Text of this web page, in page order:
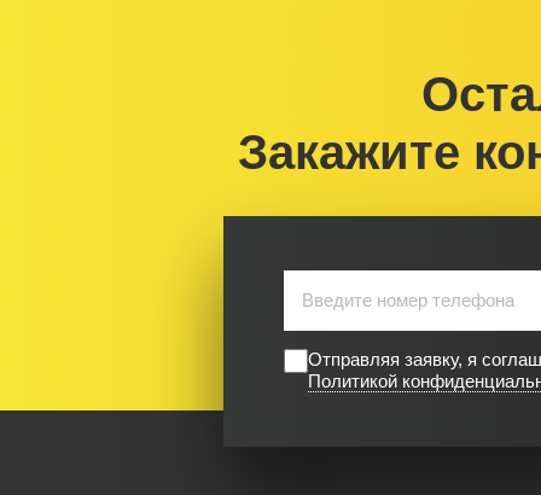
Закажите
Отправляя заявку, я
Политикой